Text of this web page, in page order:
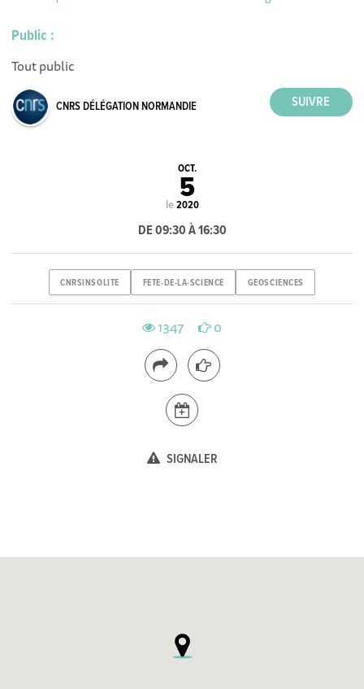
Public :
Tout public
CNRS DÉLÉGATION NORMANDIE
le
OCT.
5
2020
DE 09:30 À 16:30
CNRSINSOLITE FETE-DE-LA-SCIENCE GEOSCIENCES
1347 0
SIGNALER